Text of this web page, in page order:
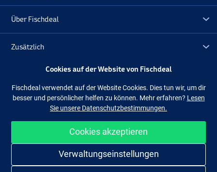
Über Fischdeal
Zusätzlich
Lagerräumung
Facebook
Einfach und sicher shoppen
Cookies auf der Website von Fischdeal
Fischdeal verwendet auf der Website Cookies. Dies tun wir, um dir
besser und persönlicher helfen zu können. Mehr erfahren? Lesen
Sie unsere Datenschutzbestimmungen.
Cookies akzeptieren
Verwaltungseinstellungen